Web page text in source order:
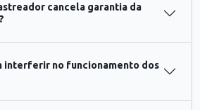
cancela garantia da
interferir no funcionamento dos